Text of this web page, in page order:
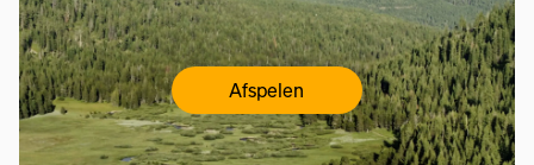
Afspelen